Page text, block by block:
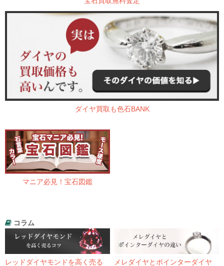
ダイヤ買取も色石BANK
マニア必見！宝石図鑑
コラム
レッドダイヤモンドを高く売る
メレダイヤとポインターダイヤ